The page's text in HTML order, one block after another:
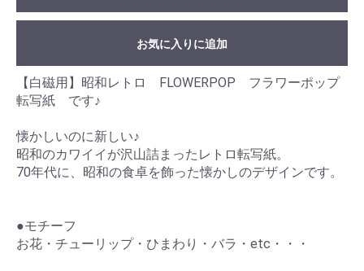
お気に入りに追加
【白磁用】昭和レトロ FLOWERPOP フラワーポップ
転写紙 です♪
懐かしいのに新しい♪
昭和のカワイイが沢山詰まったレトロ転写紙。
70年代に、昭和の食卓を飾った懐かしのデザインです。
●モチーフ
お花・チューリップ・ひまわり・バラ・etc・・・